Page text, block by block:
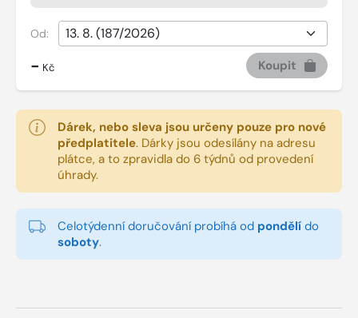
Od:
- Kč Koupit
Dárek, nebo sleva jsou určeny pouze pro nové
předplatitele. Dárky jsou odesílány na adresu
plátce, a to zpravidla do 6 týdnů od provedení
úhrady.
Celotýdenní doručování probíhá od pondělí do
soboty.